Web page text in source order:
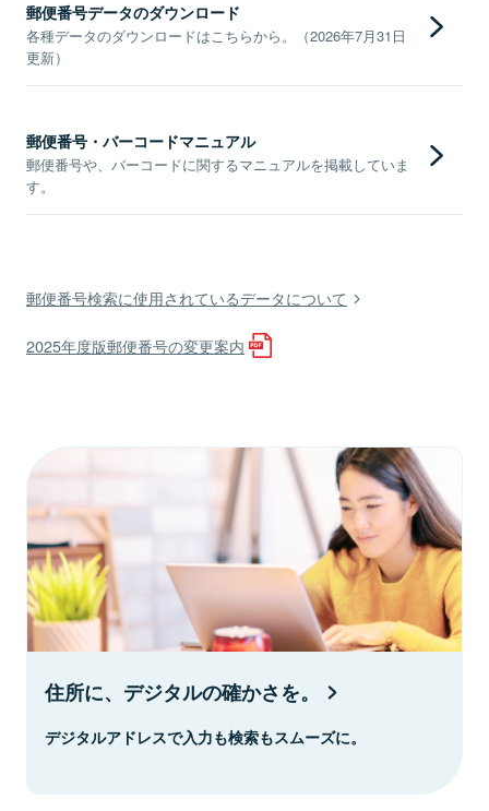
郵便番号データのダウンロード
各種データのダウンロードはこちらから。（2026年7月31日
更新）
郵便番号・バーコードマニュアル
郵便番号や、バーコードに関するマニュアルを掲載していま
す。
郵便番号検索に使用されているデータについて
2025年度版郵便番号の変更案内
住所に、デジタルの確かさを。
デジタルアドレスで入力も検索もスムーズに。